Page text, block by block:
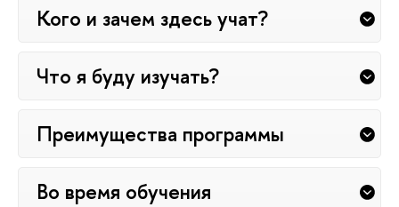
Кого и зачем здесь учат?
Что я буду изучать?
Преимущества программы
Во время обучения